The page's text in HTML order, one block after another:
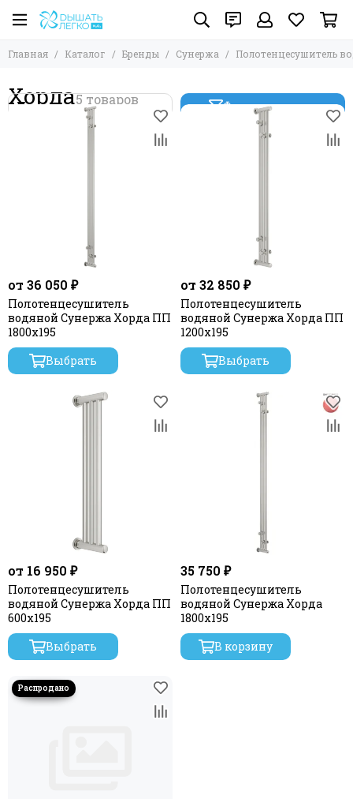
Главная Каталог Бренды Сунержа Полотенцесушитель
Хорда Фильтр товаров
от 36 050 ₽
Полотенцесушитель
водяной Сунержа Хорда ПП
1800х195
Выбрать
от 32 850 ₽
Полотенцесушитель
водяной Сунержа Хорда ПП
1200х195
Выбрать
от 16 950 ₽
Полотенцесушитель
водяной Сунержа Хорда ПП
600х195
Выбрать
35 750 ₽
Полотенцесушитель
водяной Сунержа Хорда
1800х195
В корзину